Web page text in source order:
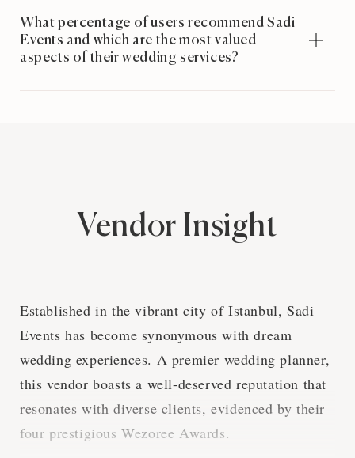
What percentage of users recommend Sadi
Events and which are the most valued
aspects of their wedding services?
Vendor Insight
Established in the vibrant city of Istanbul, Sadi
Events has become synonymous with dream
wedding experiences. A premier wedding planner,
this vendor boasts a well-deserved reputation that
resonates with diverse clients, evidenced by their
four prestigious Wezoree Awards.